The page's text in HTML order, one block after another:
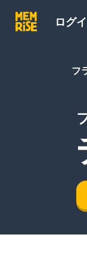
ログ
フ